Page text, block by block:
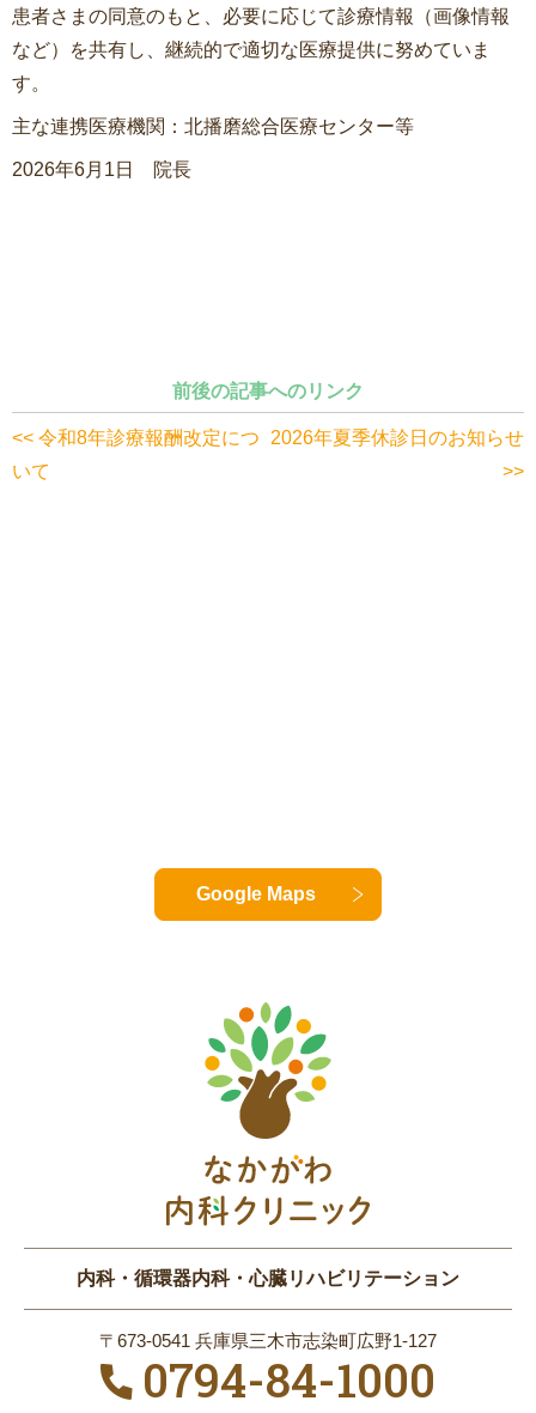
患者さまの同意のもと、必要に応じて診療情報（画像情報
など）を共有し、継続的で適切な医療提供に努めていま
す。
主な連携医療機関：北播磨総合医療センター等
2026年6月1日 院長
前後の記事へのリンク
<< 令和8年診療報酬改定につ
いて
2026年夏季休診日のお知らせ
>>
Google Maps
内科・循環器内科・心臓リハビリテーション
〒673-0541 兵庫県三木市志染町広野1-127
0794-84-1000